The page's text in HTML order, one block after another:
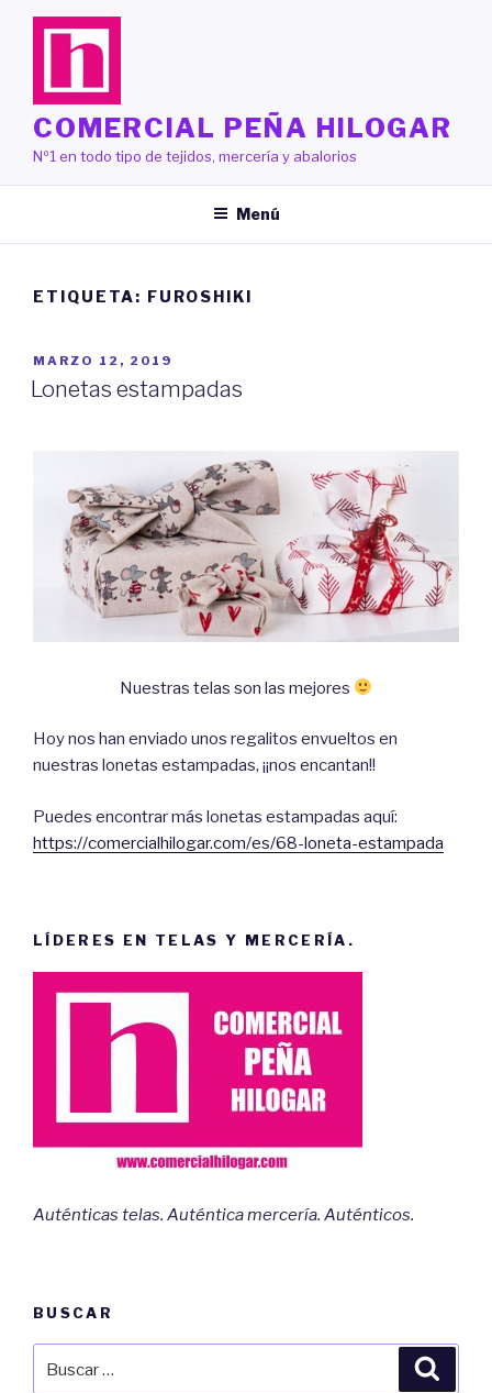
Saltar
COMERCIAL PEÑA HILOGAR
Nº1 en todo tipo de tejidos, mercería y abalorios
Menú
ETIQUETA: FUROSHIKI
PUBLICADO
EL
MARZO 12, 2019
Lonetas estampadas
Nuestras telas son las mejores
Hoy nos han enviado unos regalitos envueltos en
nuestras lonetas estampadas, ¡¡nos encantan!!
Puedes encontrar más lonetas estampadas aquí:
https://comercialhilogar.com/es/68-loneta-estampada
LÍDERES EN TELAS Y MERCERÍA.
Auténticas telas. Auténtica mercería. Auténticos.
BUSCAR